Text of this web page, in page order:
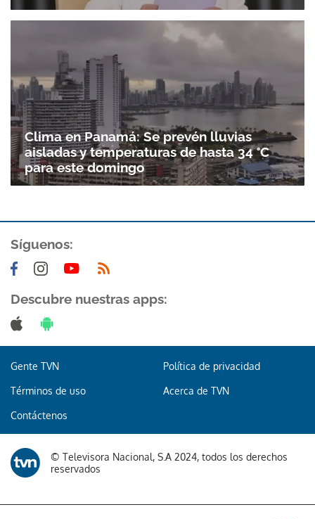
Clima en Panamá: Se prevén lluvias
aisladas y temperaturas de hasta 34 °C
para este domingo
Síguenos:
Descubre nuestras apps:
Gente TVN Política de privacidad
Términos de uso Acerca de TVN
Contáctenos
© Televisora Nacional, S.A 2024, todos los derechos
reservados